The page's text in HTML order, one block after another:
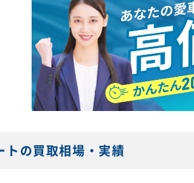
トの買取相場・実績